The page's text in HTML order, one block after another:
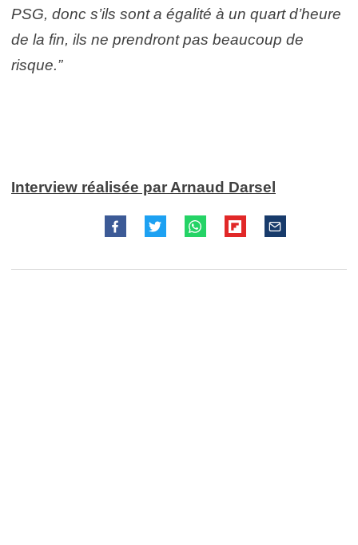
PSG, donc s’ils sont a égalité à un quart d’heure
de la fin, ils ne prendront pas beaucoup de
risque.”
Interview réalisée par Arnaud Darsel